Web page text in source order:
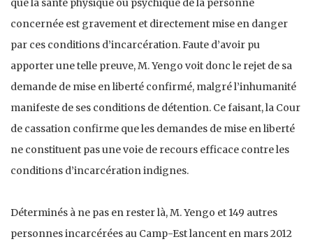
concernée est gravement et directement mise en danger
par ces conditions d’incarcération. Faute d’avoir pu
apporter une telle preuve, M. Yengo voit donc le rejet de sa
demande de mise en liberté confirmé, malgré l’inhumanité
manifeste de ses conditions de détention. Ce faisant, la Cour
de cassation confirme que les demandes de mise en liberté
ne constituent pas une voie de recours efficace contre les
conditions d’incarcération indignes.
Déterminés à ne pas en rester là, M. Yengo et 149 autres
personnes incarcérées au Camp-Est lancent en mars 2012